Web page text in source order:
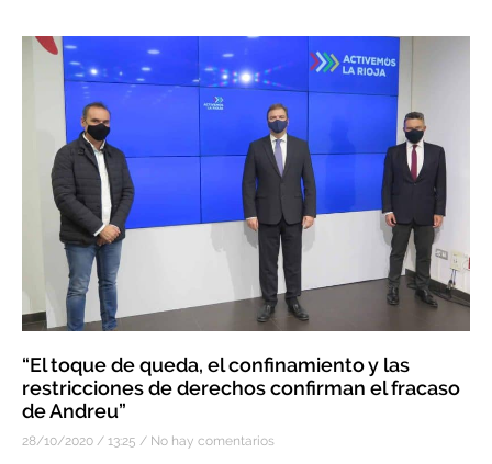
“El toque de queda, el confinamiento y las
restricciones de derechos confirman el fracaso
de Andreu”
28/10/2020 13:25 No hay comentarios